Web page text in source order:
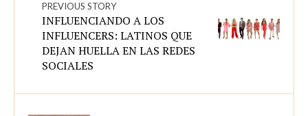
PREVIOUS STORY
INFLUENCIANDO A LOS
INFLUENCERS: LATINOS QUE
DEJAN HUELLA EN LAS REDES
SOCIALES